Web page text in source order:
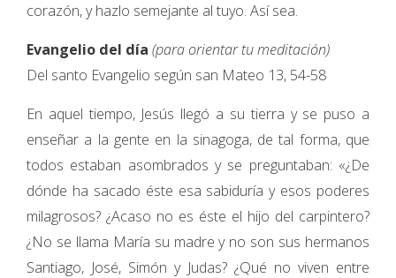
corazón, y hazlo semejante al tuyo. Así sea.
Evangelio del día (para orientar tu meditación)
Del santo Evangelio según san Mateo 13, 54-58
En aquel tiempo, Jesús llegó a su tierra y se puso a
enseñar a la gente en la sinagoga, de tal forma, que
todos estaban asombrados y se preguntaban: «¿De
dónde ha sacado éste esa sabiduría y esos poderes
milagrosos? ¿Acaso no es éste el hijo del carpintero?
¿No se llama María su madre y no son sus hermanos
Santiago, José, Simón y Judas? ¿Qué no viven entre